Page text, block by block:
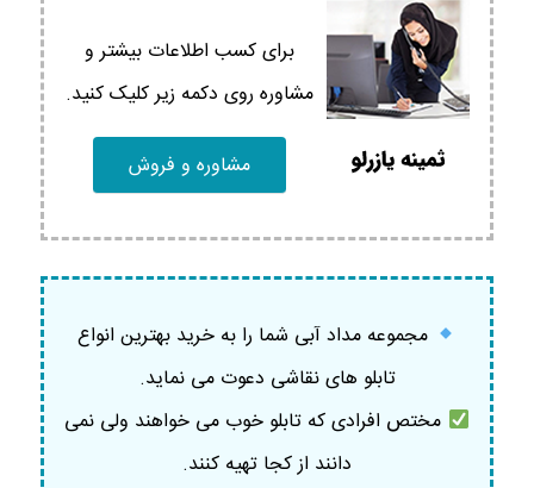
برای کسب اطلاعات بیشتر و
مشاوره روی دکمه زیر کلیک کنید.
مشاوره و فروش
مجموعه مداد آبی شما را به خرید بهترین انواع
تابلو های نقاشی دعوت می نماید.
مختص افرادی که تابلو خوب می خواهند ولی نمی
دانند از کجا تهیه کنند.